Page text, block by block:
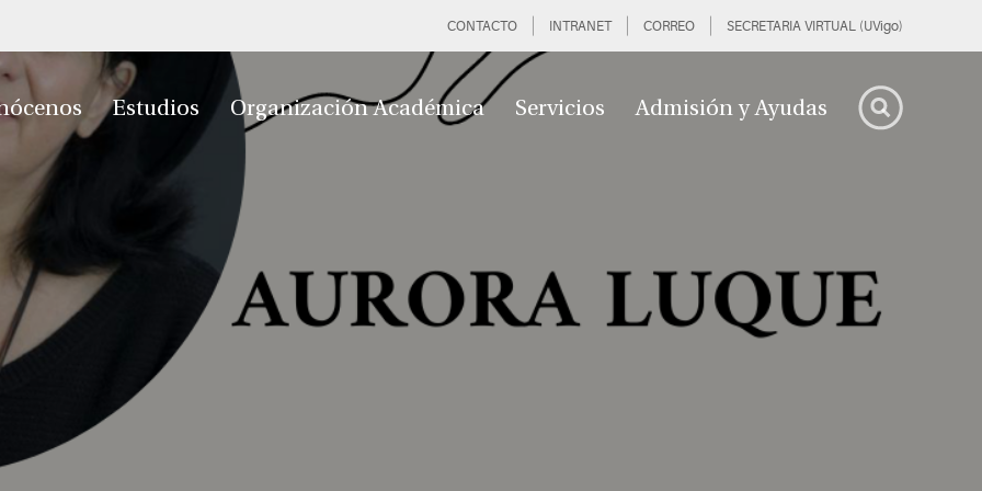
CONTACTO INTRANET CORREO SECRETARIA VIRTUAL (UVigo)
Estudios Organización Académica Servicios Admisión y Ayudas